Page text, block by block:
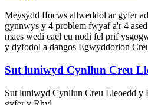
Meysydd ffocws allweddol ar gyfer
gynnwys y 4 problem fwyaf a'r 4
maes wedi cael eu nodi fel prif
y dyfodol a dangos Egwyddorion
Sut luniwyd Cynllun Creu
Sut luniwyd Cynllun Creu Lleoedd y